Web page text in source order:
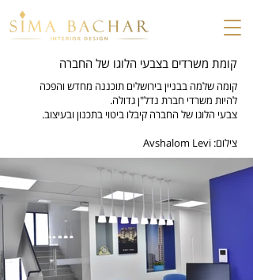
קומת משרדים בצבעי הלוגו של החברה
קומה שלמה בבניין בירושלים תוכננה מחדש והפכה
להיות משרדי חברת נדל"ן גדולה.
צבעי הלוגו של החברה קיבלו ביטוי בתכנון ובעיצוב.
צילום: Avshalom Levi